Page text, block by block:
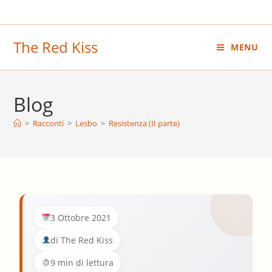
al
The Red Kiss MENU
Blog
> Racconti > Lesbo > Resistenza (II parte)
3 Ottobre 2021
di The Red Kiss
9 min di lettura